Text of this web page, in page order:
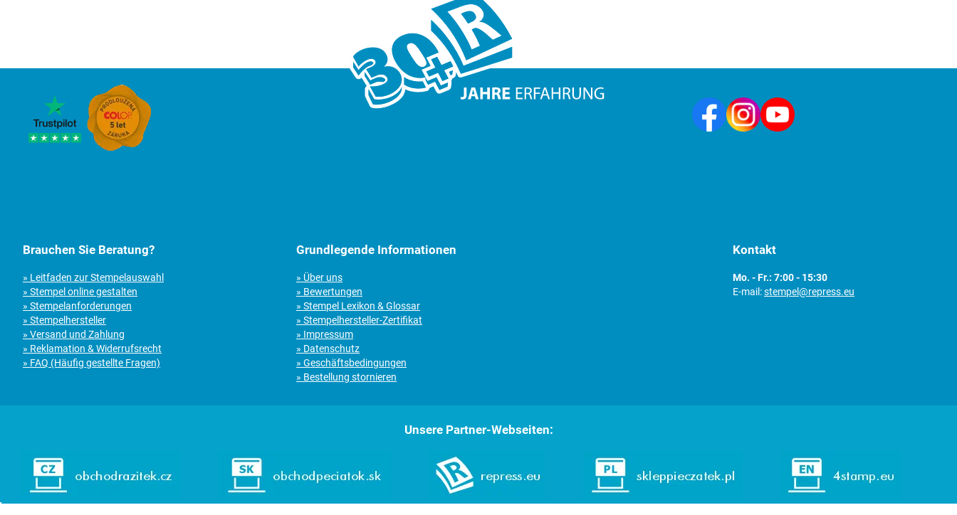
Brauchen Sie Beratung?
» Leitfaden zur Stempelauswahl
» Stempel online gestalten
» Stempelanforderungen
» Stempelhersteller
» Versand und Zahlung
» Reklamation & Widerrufsrecht
» FAQ (Häufig gestellte Fragen)
Grundlegende Informationen
» Über uns
» Bewertungen
» Stempel Lexikon & Glossar
» Stempelhersteller-Zertifikat
» Impressum
» Datenschutz
» Geschäftsbedingungen
» Bestellung stornieren
Kontakt
Mo. - Fr.: 7:00 - 15:30
E-mail:stempel@repress.eu
Unsere Partner-Webseiten: